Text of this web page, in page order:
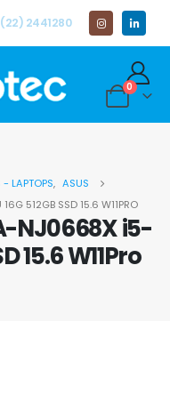
2441280
0
- LAPTOPS, ASUS
512GB SSD 15.6 W11PRO
NJ0668X i5-
15.6 W11Pro